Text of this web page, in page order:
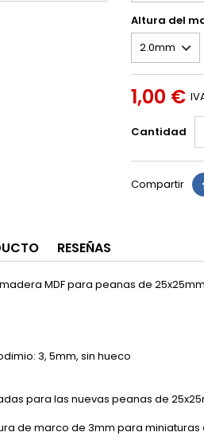
Altura del
1,00 €
Cantidad
Compartir
RESEÑAS
MDF para peanas de
3, 5mm, sin hueco
para las nuevas peanas de
de marco de 3mm para